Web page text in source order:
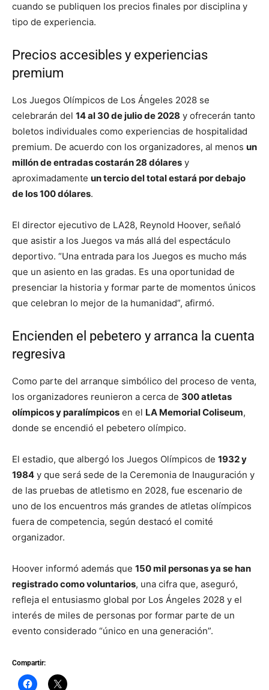
cuando se publiquen los precios finales por disciplina y
tipo de experiencia.
Precios accesibles y experiencias
premium
Los Juegos Olímpicos de Los Ángeles 2028 se
celebrarán del 14 al 30 de julio de 2028 y ofrecerán tanto
boletos individuales como experiencias de hospitalidad
premium. De acuerdo con los organizadores, al menos un
millón de entradas costarán 28 dólares y
aproximadamente un tercio del total estará por debajo
de los 100 dólares.
El director ejecutivo de LA28, Reynold Hoover, señaló
que asistir a los Juegos va más allá del espectáculo
deportivo. “Una entrada para los Juegos es mucho más
que un asiento en las gradas. Es una oportunidad de
presenciar la historia y formar parte de momentos únicos
que celebran lo mejor de la humanidad”, afirmó.
Encienden el pebetero y arranca la cuenta
regresiva
Como parte del arranque simbólico del proceso de venta,
los organizadores reunieron a cerca de 300 atletas
olímpicos y paralímpicos en el LA Memorial Coliseum,
donde se encendió el pebetero olímpico.
El estadio, que albergó los Juegos Olímpicos de 1932 y
1984 y que será sede de la Ceremonia de Inauguración y
de las pruebas de atletismo en 2028, fue escenario de
uno de los encuentros más grandes de atletas olímpicos
fuera de competencia, según destacó el comité
organizador.
Hoover informó además que 150 mil personas ya se han
registrado como voluntarios, una cifra que, aseguró,
refleja el entusiasmo global por Los Ángeles 2028 y el
interés de miles de personas por formar parte de un
evento considerado “único en una generación”.
Compartir: